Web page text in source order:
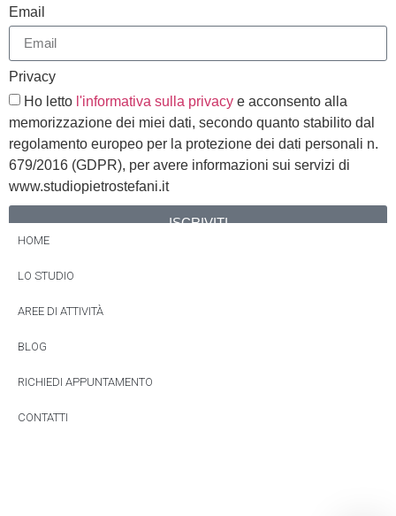
Email
Privacy
Ho letto l'informativa sulla privacy e acconsento alla
memorizzazione dei miei dati, secondo quanto stabilito dal
regolamento europeo per la protezione dei dati personali n.
679/2016 (GDPR), per avere informazioni sui servizi di
www.studiopietrostefani.it
ISCRIVITI
HOME
LO STUDIO
AREE DI ATTIVITÀ
BLOG
RICHIEDI APPUNTAMENTO
CONTATTI